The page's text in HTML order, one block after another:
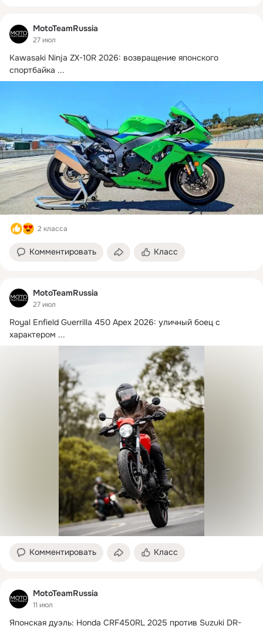
MotoTeamRussia
27 июл
Kawasaki Ninja ZX-10R 2026: возвращение японского
спортбайка ...
2 класса
Комментировать Класс
MotoTeamRussia
27 июл
Royal Enfield Guerrilla 450 Apex 2026: уличный боец с
характером ...
Комментировать Класс
MotoTeamRussia
11 июл
Японская дуэль: Honda CRF450RL 2025 против Suzuki DR-